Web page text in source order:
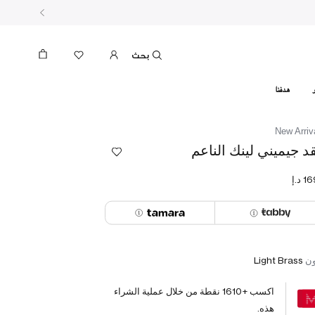
هدفنا
New
جيميني لينك الناعم
Light Brass
اكسب +1610 نقطة من خلال عملية الشراء
هذه.